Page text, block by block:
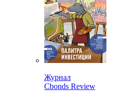
Журнал
Cbonds Review